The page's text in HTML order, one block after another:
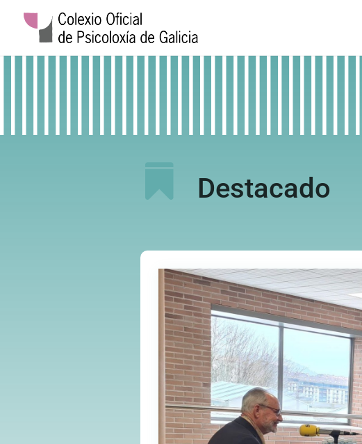
 Destacado